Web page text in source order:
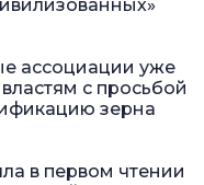
ассоциации уже
с просьбой
зерна
в первом чтении